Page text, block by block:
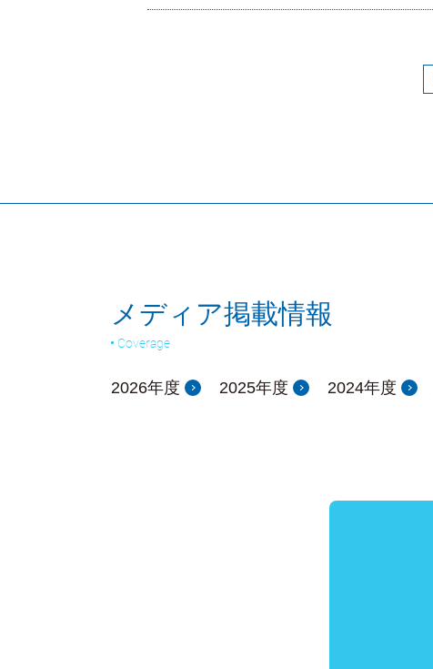
メディア掲載情報
Coverage
2026年度 2025年度 2024年度